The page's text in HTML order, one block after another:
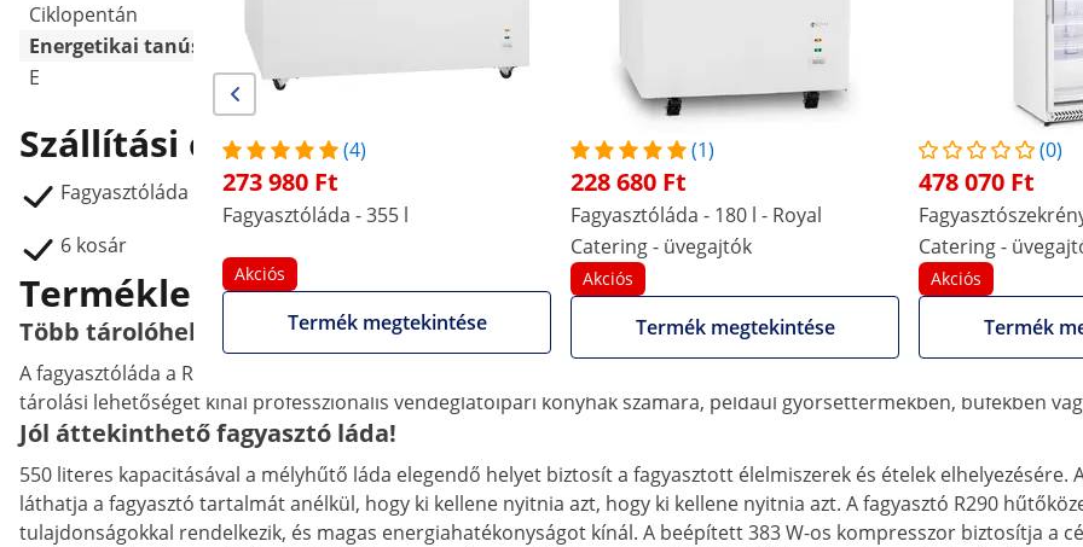
Ciklopentán
Energetikai tanúsítvány osztály
E
C
További jellemzők összehasonlítása
Szállítási csomag
Fagyasztóláda RCFGDF-550
6 kosár
(4)
273 980 Ft
Fagyasztóláda - 355 l
Akciós
Termék megtekintése
(1)
228 680 Ft
Fagyasztóláda - 180 l - Royal
Catering - üvegajtók
Akciós
Termék megtekintése
(0)
478 070 Ft
Catering -
hűtőközeg R290
Akciós
Termék
Termékleírás
Több tárolóhely a fagyasztott élelmiszerek számára a Royal Catering
A fagyasztóláda a Royal Catering-től modern megoldást kínál az élelmiszerek fagyasztására és tárolására. A
tárolási lehetőséget kínál professzionális vendéglátóipari konyhák számára, például gyorséttermekben, büfékben
Jól áttekinthető fagyasztó láda!
550 literes kapacitásával a mélyhűtő láda elegendő helyet biztosít a fagyasztott élelmiszerek és ételek
láthatja a fagyasztó tartalmát anélkül, hogy ki kellene nyitnia azt, hogy ki kellene nyitnia azt. A fagyasztó R290
tulajdonságokkal rendelkezik, és magas energiahatékonyságot kínál. A beépített 383 W-os kompresszor biztosítja a